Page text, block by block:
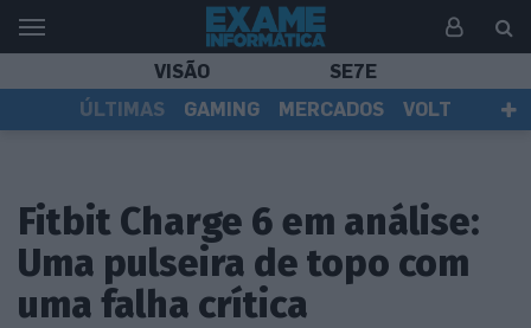
VISÃO
SE7E
ÚLTIMAS
GAMING MERCADOS
VOLT
Fitbit Charge 6 em análise:
Uma pulseira de topo com
uma falha crítica